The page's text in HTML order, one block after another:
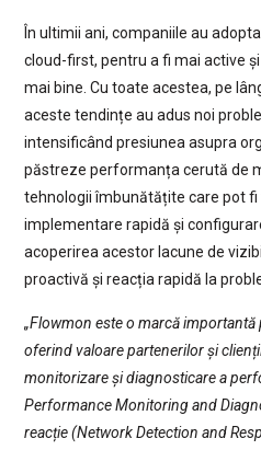
În ultimii ani, companiile au
cloud-first, pentru a fi mai active
mai bine. Cu toate acestea, pe
aceste tendințe au adus noi
intensificând presiunea asupra
păstreze performanța cerută de
tehnologii îmbunătățite care pot
implementare rapidă și
acoperirea acestor lacune de
proactivă și reacția rapidă la
„Flowmon este o marcă
oferind valoare partenerilor și
monitorizare și diagnosticare a
Performance Monitoring and
reacție (Network Detection and